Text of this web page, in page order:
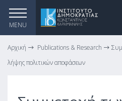
MENU
Αρχική Publications & Research
λήψης πολιτικών αποφάσεων